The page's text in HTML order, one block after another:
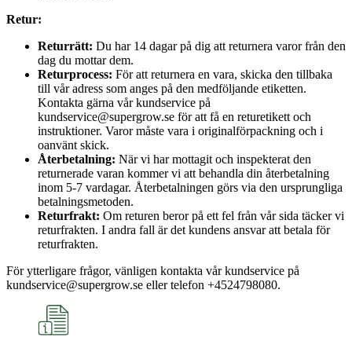
Retur:
Returrätt: Du har 14 dagar på dig att returnera varor från den
dag du mottar dem.
Returprocess: För att returnera en vara, skicka den tillbaka
till vår adress som anges på den medföljande etiketten.
Kontakta gärna vår kundservice på
kundservice@supergrow.se för att få en returetikett och
instruktioner. Varor måste vara i originalförpackning och i
oanvänt skick.
Återbetalning: När vi har mottagit och inspekterat den
returnerade varan kommer vi att behandla din återbetalning
inom 5-7 vardagar. Återbetalningen görs via den ursprungliga
betalningsmetoden.
Returfrakt: Om returen beror på ett fel från vår sida täcker vi
returfrakten. I andra fall är det kundens ansvar att betala för
returfrakten.
För ytterligare frågor, vänligen kontakta vår kundservice på
kundservice@supergrow.se eller telefon +4524798080.